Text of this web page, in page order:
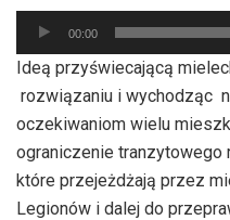
Odtwarzacz
plików
dźwiękowych
00:00
Ideą przyświecającą
rozwiązaniu i wychodząc
oczekiwaniom wielu
ograniczenie tranzytowego
które przejeżdżają przez
Legionów i dalej do